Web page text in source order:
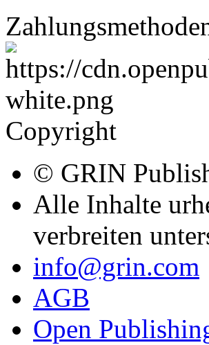
Copyright
© GRIN
Alle Inhalte
verbreiten
info@grin.com
AGB
Open